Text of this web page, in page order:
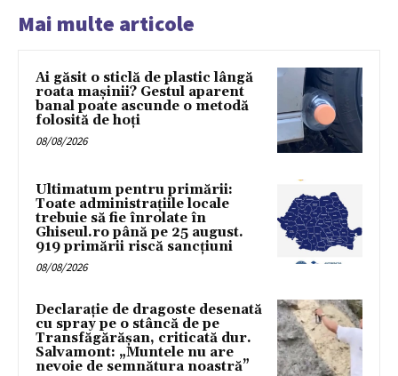
Mai multe articole
Ai găsit o sticlă de plastic lângă
roata mașinii? Gestul aparent
banal poate ascunde o metodă
folosită de hoți
08/08/2026
Ultimatum pentru primării:
Toate administrațiile locale
trebuie să fie înrolate în
Ghiseul.ro până pe 25 august.
919 primării riscă sancțiuni
08/08/2026
Declarație de dragoste desenată
cu spray pe o stâncă de pe
Transfăgărășan, criticată dur.
Salvamont: „Muntele nu are
nevoie de semnătura noastră”